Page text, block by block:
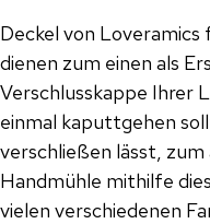
Deckel von
dienen zum einen als
Verschlusskappe Ihrer
einmal kaputtgehen
verschließen lässt, zum
Handmühle mithilfe
vielen verschiedenen